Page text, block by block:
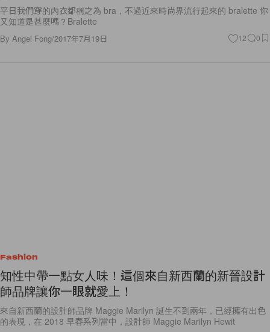
平日我們穿的內衣都稱之為 bra，不過近來時尚界流行起來的 bralette 你
又知道是甚麼嗎？Bralette
By Angel Fong/2017年7月19日 12 0
Fashion
知性中帶一點女人味！這個來自新西蘭的新晉設計
師品牌讓你一眼就愛上！
來自新西蘭的設計師品牌 Maggie Marilyn 誕生不到兩年，已經擁有出色
的表現，在 2018 早春系列當中，設計師 Maggie Marilyn Hewit